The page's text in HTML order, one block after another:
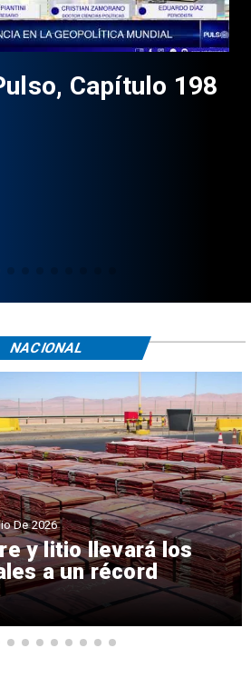
Capítulo 198
y litio llevará los
a un récord
De 2026
NACIONAL